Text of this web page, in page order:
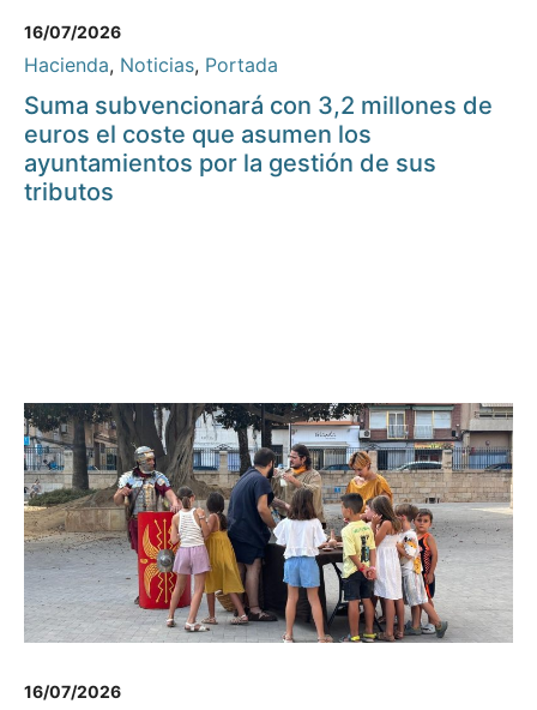
16/07/2026
Hacienda, Noticias, Portada
Suma subvencionará con 3,2 millones de
euros el coste que asumen los
ayuntamientos por la gestión de sus
tributos
16/07/2026